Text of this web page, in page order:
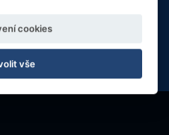
cookies
vše